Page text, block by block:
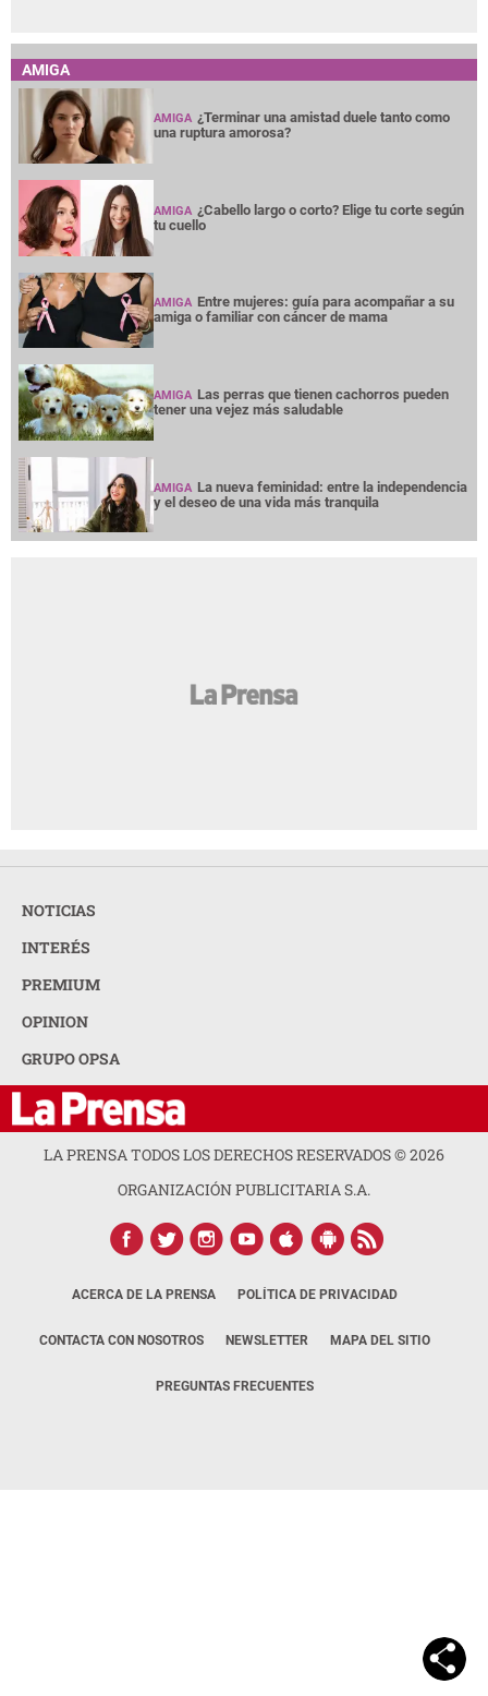
AMIGA
AMIGA ¿Terminar una amistad duele tanto como
una ruptura amorosa?
AMIGA ¿Cabello largo o corto? Elige tu corte según
tu cuello
AMIGA Entre mujeres: guía para acompañar a su
amiga o familiar con cáncer de mama
AMIGA Las perras que tienen cachorros pueden
tener una vejez más saludable
AMIGA La nueva feminidad: entre la independencia
y el deseo de una vida más tranquila
NOTICIAS
INTERÉS
PREMIUM
OPINION
GRUPO OPSA
LA PRENSA TODOS LOS DERECHOS RESERVADOS ©2026
ORGANIZACIÓN PUBLICITARIA S.A.
ACERCA DE LA PRENSA POLÍTICA DE PRIVACIDAD
CONTACTA CON NOSOTROS NEWSLETTER MAPA DEL SITIO
PREGUNTAS FRECUENTES